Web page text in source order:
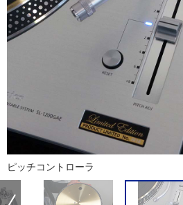
ピッチコントローラ